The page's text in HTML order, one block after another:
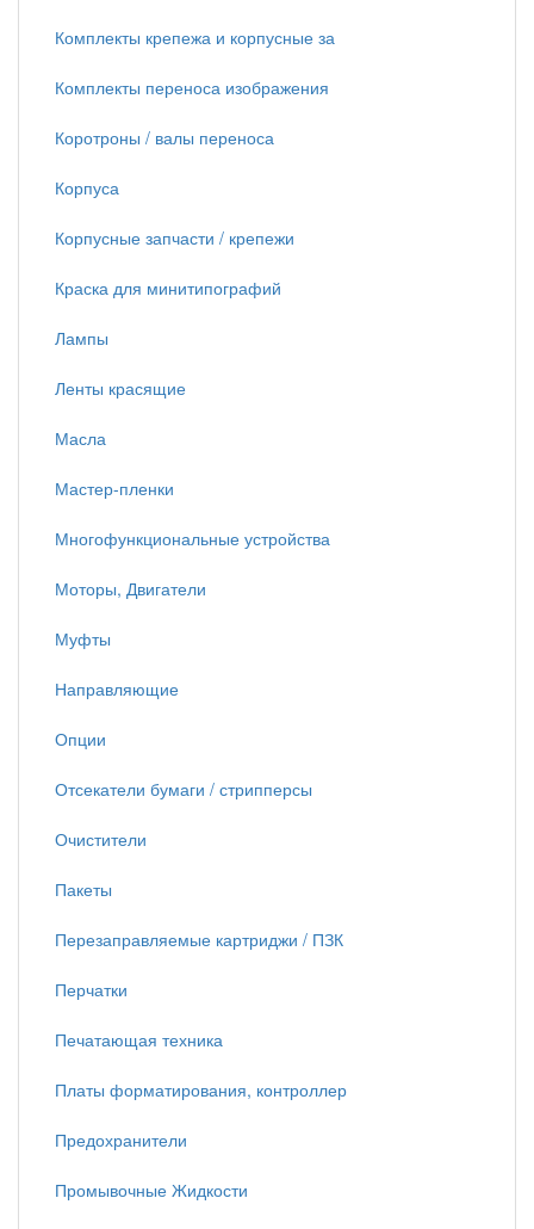
Комплекты крепежа и корпусные за
Комплекты переноса изображения
Коротроны / валы переноса
Корпуса
Корпусные запчасти / крепежи
Краска для минитипографий
Лампы
Ленты красящие
Масла
Мастер-пленки
Многофункциональные устройства
Моторы, Двигатели
Муфты
Направляющие
Опции
Отсекатели бумаги / стрипперсы
Очистители
Пакеты
Перезаправляемые картриджи / ПЗК
Перчатки
Печатающая техника
Платы форматирования, контроллер
Предохранители
Промывочные Жидкости